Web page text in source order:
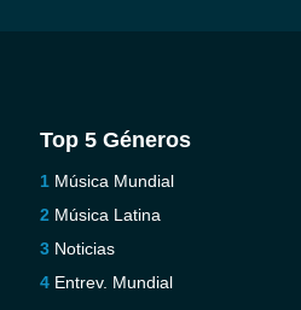
Top 5 Géneros
Música Mundial
Música Latina
Noticias
Entrev. Mundial